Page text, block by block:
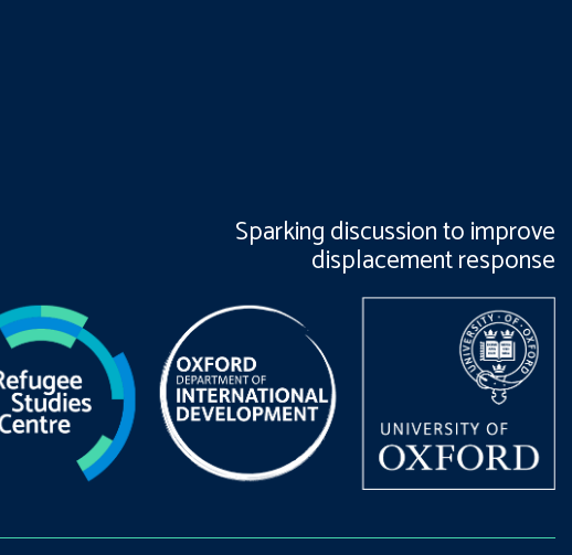
Sparking discussion to improve
displacement response